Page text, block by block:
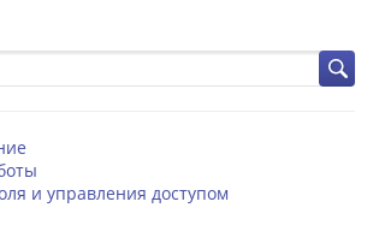
и управления доступом